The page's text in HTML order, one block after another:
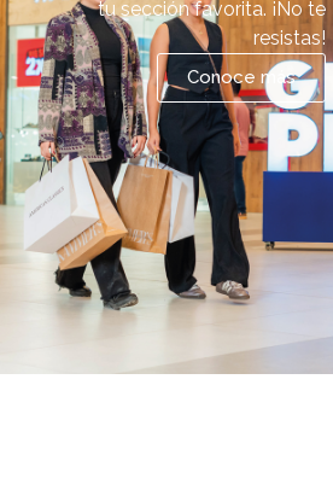
tu sección favorita. ¡No te
resistas!
Conoce más